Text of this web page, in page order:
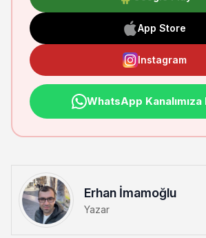
App Store
Instagram
WhatsApp Kanalımıza
Erhan İmamoğlu
Yazar